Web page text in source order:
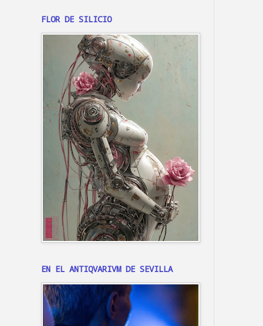
FLOR DE SILICIO
EN EL ANTIQVARIVM DE SEVILLA